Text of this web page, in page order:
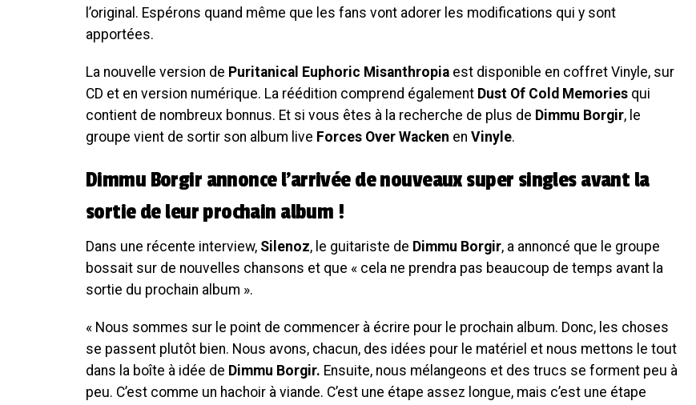
l’original. Espérons quand même que les fans vont adorer les modifications qui y sont
apportées.
La nouvelle version de Puritanical Euphoric Misanthropia est disponible en coffret Vinyle, sur
CD et en version numérique. La réédition comprend également Dust Of Cold Memories qui
contient de nombreux bonnus. Et si vous êtes à la recherche de plus de Dimmu Borgir, le
groupe vient de sortir son album live Forces Over Wacken en Vinyle.
Dimmu Borgir annonce l’arrivée de nouveaux super singles avant la
sortie de leur prochain album !
Dans une récente interview, Silenoz, le guitariste de Dimmu Borgir, a annoncé que le groupe
bossait sur de nouvelles chansons et que « cela ne prendra pas beaucoup de temps avant la
sortie du prochain album ».
« Nous sommes sur le point de commencer à écrire pour le prochain album. Donc, les choses
se passent plutôt bien. Nous avons, chacun, des idées pour le matériel et nous mettons le tout
dans la boîte à idée de Dimmu Borgir. Ensuite, nous mélangeons et des trucs se forment peu à
peu. C’est comme un hachoir à viande. C’est une étape assez longue, mais c’est une étape